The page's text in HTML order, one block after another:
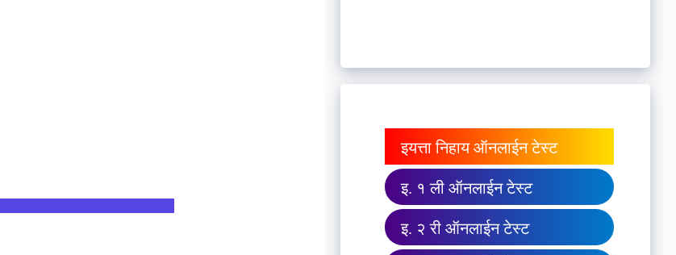
इयत्ता निहाय ऑनलाईन टेस्ट
इ. १ ली ऑनलाईन टेस्ट
इ. २ री ऑनलाईन टेस्ट